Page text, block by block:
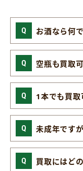
お酒なら何
空瓶も買取
1本でも買取
未成年です
買取にはど